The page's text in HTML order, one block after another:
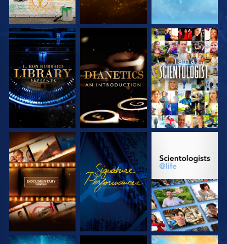
VERKEN DE SERIE VERKEN DE SERIE KIJK
VERKEN DE SERIE KIJK VERKEN DE SERIE